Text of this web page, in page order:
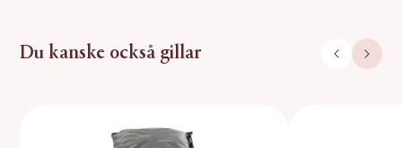
Du kanske också gillar